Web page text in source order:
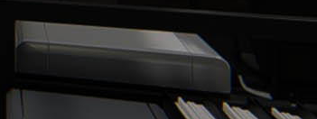
자유게시판
공사실적